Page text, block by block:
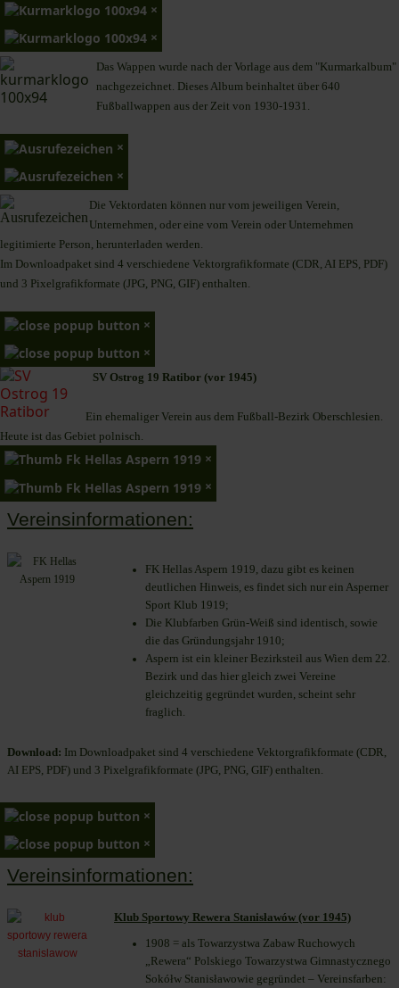
×
×
Das Wappen wurde nach der Vorlage aus dem "Kurmarkalbum"
nachgezeichnet. Dieses Album beinhaltet über 640
Fußballwappen aus der Zeit von 1930-1931.
×
×
Die Vektordaten können nur vom jeweiligen Verein,
Unternehmen, oder eine vom Verein oder Unternehmen
legitimierte Person, herunterladen werden.
Im Downloadpaket sind 4 verschiedene Vektorgrafikformate (CDR, AI EPS, PDF)
und 3 Pixelgrafikformate (JPG, PNG, GIF) enthalten.
×
×
SV Ostrog 19 Ratibor (vor 1945)
Ein ehemaliger Verein aus dem Fußball-Bezirk Oberschlesien.
Heute ist das Gebiet polnisch.
×
×
Vereinsinformationen:
FK Hellas Aspern 1919, dazu gibt es keinen
deutlichen Hinweis, es findet sich nur ein Asperner
Sport Klub 1919;
Die Klubfarben Grün-Weiß sind identisch, sowie
die das Gründungsjahr 1910;
Aspern ist ein kleiner Bezirksteil aus Wien dem 22.
Bezirk und das hier gleich zwei Vereine
gleichzeitig gegründet wurden, scheint sehr
fraglich.
Download: Im Downloadpaket sind 4 verschiedene Vektorgrafikformate (CDR,
AI EPS, PDF) und 3 Pixelgrafikformate (JPG, PNG, GIF) enthalten.
×
×
Vereinsinformationen:
Klub Sportowy Rewera Stanisławów (vor 1945)
1908 = als Towarzystwa Zabaw Ruchowych
„Rewera“ Polskiego Towarzystwa Gimnastycznego
Sokółw Stanisławowie gegründet – Vereinsfarben: